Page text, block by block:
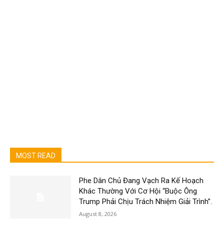
MOST READ
Phe Dân Chủ Đang Vạch Ra Kế Hoạch
Khác Thường Với Cơ Hội “Buộc Ông
Trump Phải Chịu Trách Nhiệm Giải Trình”.
August 8, 2026